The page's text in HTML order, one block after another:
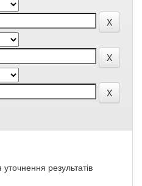
результатів